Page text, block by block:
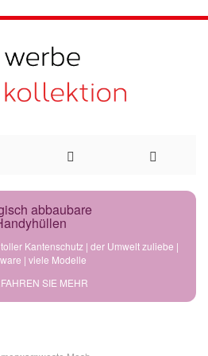
abbaubare
Kantenschutz | der Umwelt zuliebe |
| viele Modelle
SIE MEHR